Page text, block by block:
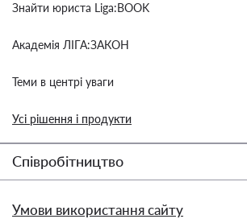
Знайти юриста Liga:BOOK
Академія ЛІГА:ЗАКОН
Теми в центрі уваги
Усі рішення і продукти
Співробітництво
Умови використання сайту